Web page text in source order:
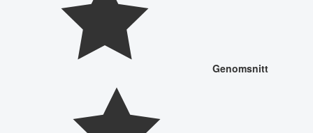
Genomsnitt